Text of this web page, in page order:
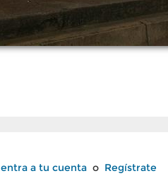
entra a tu cuenta o Regístrate